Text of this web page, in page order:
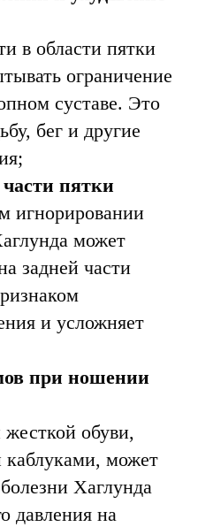
в области пятки
ограничение
суставе. Это
бег и другие
пятки
игнорировании
может
задней части
и усложняет
при ношении
обуви,
может
Хаглунда
давления на